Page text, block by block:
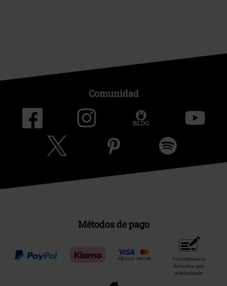
Comunidad
Métodos de pago
Transferencia
bancaria por
adelantado